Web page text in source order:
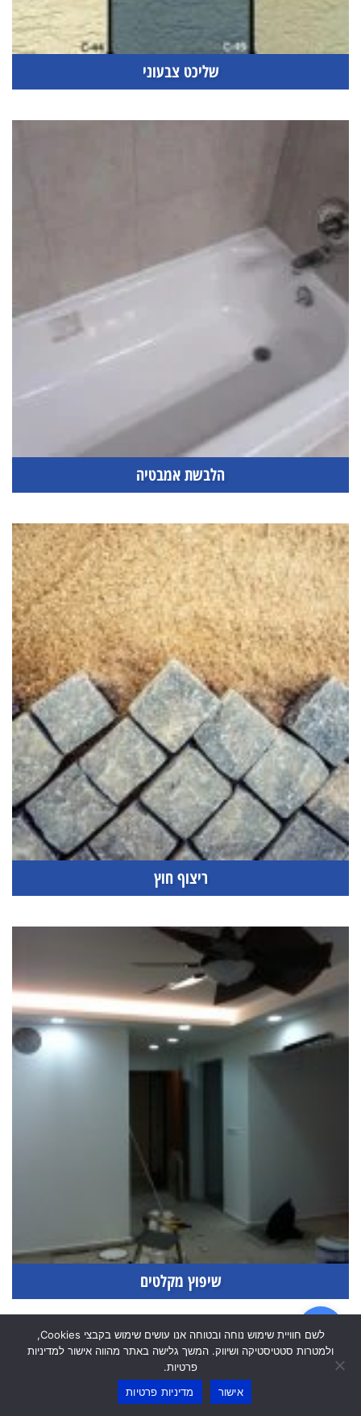
שליכט צבעוני
הלבשת אמבטיה
ריצוף חוץ
שיפוץ מקלטים
לשם חוויית שימוש נוחה ובטוחה אנו עושים שימוש בקבצי Cookies,
ולמטרות סטטיסטיקה ושיווק. המשך גלישה באתר מהווה אישור למדיניות
פרטיות.
אישור
מדיניות פרטיות